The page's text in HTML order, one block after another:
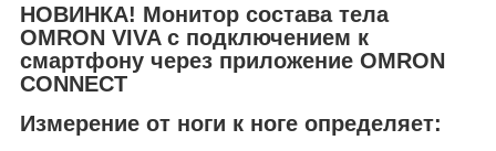
НОВИНКА! Монитор состава тела
OMRON VIVA с подключением к
смартфону через приложение OMRON
CONNECT
Измерение от ноги к ноге определяет: